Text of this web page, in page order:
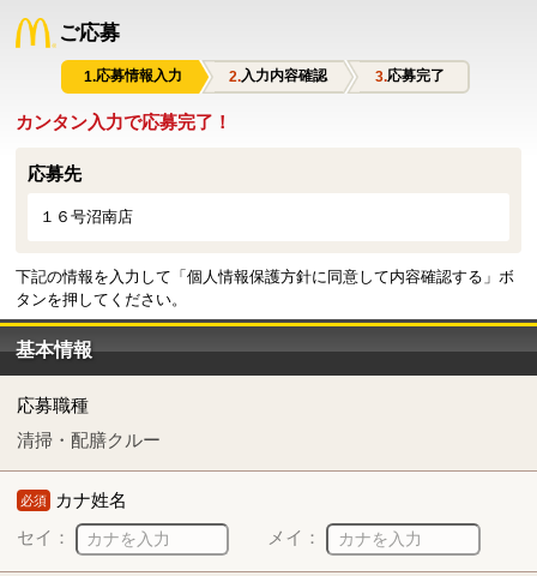
ご応募
応募情報入力 入力内容確認 応募完了
カンタン入力で応募完了！
応募先
１６号沼南店
下記の情報を入力して「個人情報保護方針に同意して内容確認する」ボ
タンを押してください。
基本情報
応募職種
清掃・配膳クルー
必須 カナ姓名
セイ：
メイ：